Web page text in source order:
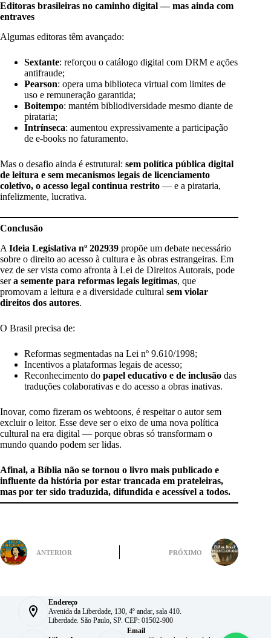
Editoras brasileiras no caminho digital — mas ainda com
entraves
Algumas editoras têm avançado:
Sextante: reforçou o catálogo digital com DRM e ações
antifraude;
Pearson: opera uma biblioteca virtual com limites de
uso e remuneração garantida;
Boitempo: mantém bibliodiversidade mesmo diante de
pirataria;
Intrínseca: aumentou expressivamente a participação
de e-books no faturamento.
Mas o desafio ainda é estrutural: sem política pública digital
de leitura e sem mecanismos legais de licenciamento
coletivo, o acesso legal continua restrito — e a pirataria,
infelizmente, lucrativa.
Conclusão
A Ideia Legislativa nº 202939 propõe um debate necessário
sobre o direito ao acesso à cultura e às obras estrangeiras. Em
vez de ser vista como afronta à Lei de Direitos Autorais, pode
sera semente para reformas legais legítimas, que
promovam a leitura e a diversidade cultural sem violar
direitos dos autores.
O Brasil precisa de:
Reformas segmentadas na Lei nº 9.610/1998;
Incentivos a plataformas legais de acesso;
Reconhecimento do papel educativo e de inclusão das
traduções colaborativas e do acesso a obras inativas.
Inovar, como fizeram os webtoons, é respeitar o autor sem
excluir o leitor. Esse deve ser o eixo de uma nova política
cultural na era digital — porque obras só transformam o
mundo quando podem ser lidas.
Afinal, a Bíblia não se tornou o livro mais publicado e
influente da história por estar trancada em prateleiras,
mas por ter sido traduzida, difundida e acessível a todos.
ANTERIOR PRÓXIMO
Endereço
Avenida da Liberdade, 130, 4º andar, sala 410.
Liberdade. São Paulo, SP. CEP: 01502-900
Email